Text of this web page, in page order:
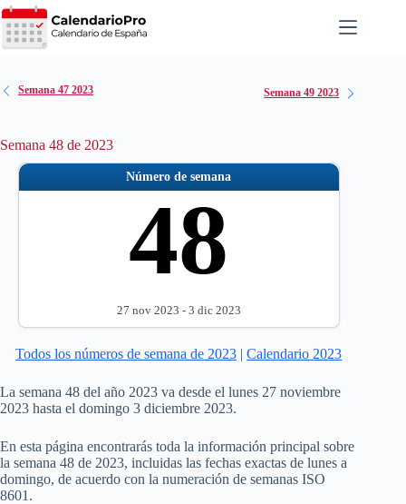
Saltar
al
contenido
Semana 47 2023 Semana 49 2023
Semana 48 de 2023
Número de semana
48
27 nov 2023 - 3 dic 2023
Todos los números de semana de 2023 |Calendario 2023
La semana 48 del año 2023 va desde el lunes 27 noviembre
2023 hasta el domingo 3 diciembre 2023.
En esta página encontrarás toda la información principal sobre
la semana 48 de 2023, incluidas las fechas exactas de lunes a
domingo, de acuerdo con la numeración de semanas ISO
8601.